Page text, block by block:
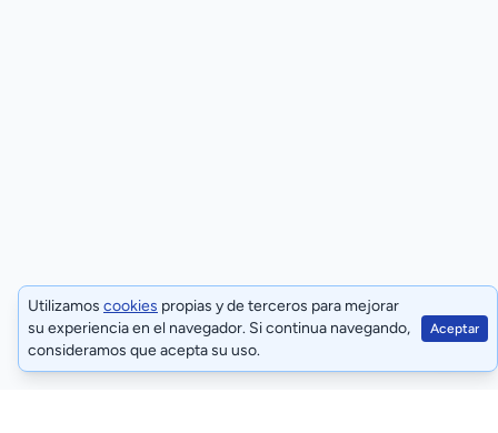
Utilizamos cookies propias y de terceros para mejorar
su experiencia en el navegador. Si continua navegando,
consideramos que acepta su uso.
Aceptar